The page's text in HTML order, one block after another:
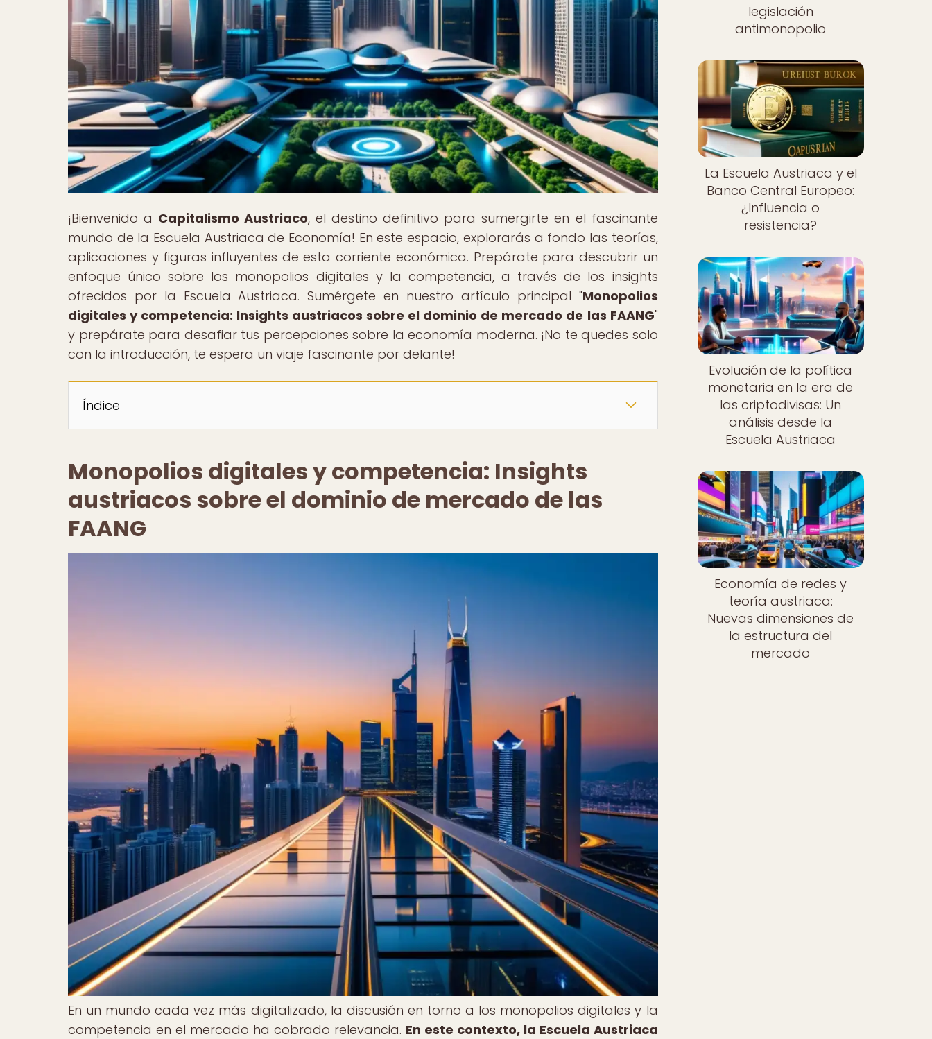
¡Bienvenido a Capitalismo Austriaco, el destino definitivo para sumergirte en el fascinante
mundo de la Escuela Austriaca de Economía! En este espacio, explorarás a fondo las teorías,
aplicaciones y figuras influyentes de esta corriente económica. Prepárate para descubrir un
enfoque único sobre los monopolios digitales y la competencia, a través de los insights
ofrecidos por la Escuela Austriaca. Sumérgete en nuestro artículo principal "Monopolios
digitales y competencia: Insights austriacos sobre el dominio de mercado de las FAANG"
y prepárate para desafiar tus percepciones sobre la economía moderna. ¡No te quedes solo
con la introducción, te espera un viaje fascinante por delante!
Índice
Monopolios digitales y competencia: Insights
austriacos sobre el dominio de mercado de las
FAANG
En un mundo cada vez más digitalizado, la discusión en torno a los monopolios digitales y la
competencia en el mercado ha cobrado relevancia. En este contexto, la Escuela Austriaca
legislación
antimonopolio
La Escuela Austriaca y el
Banco Central Europeo:
¿Influencia o
resistencia?
Evolución de la política
monetaria en la era de
las criptodivisas: Un
análisis desde la
Escuela Austriaca
Economía de redes y
teoría austriaca:
Nuevas dimensiones de
la estructura del
mercado